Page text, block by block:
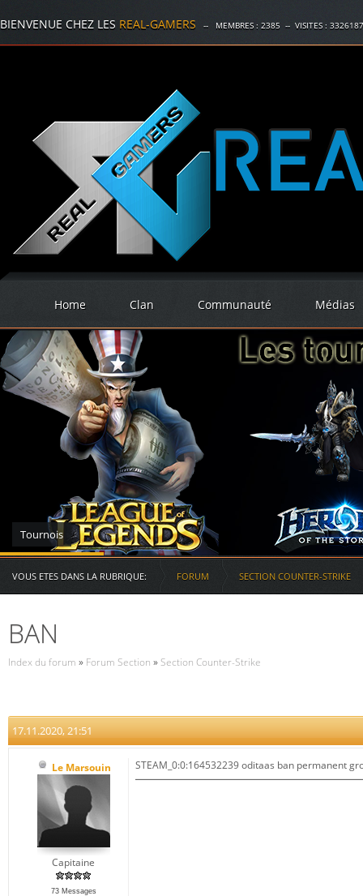
BIENVENUE CHEZ LES REAL-GAMERS -- MEMBRES : 2385 -- VISITES : 3326187
Home Clan Communauté Médias
Serveurs des RG
VOUS ETES DANS LA RUBRIQUE: FORUM SECTION COUNTER-STRIKE
BAN
Index du forum » Forum Section » Section Counter-Strike
17.11.2020, 21:51
Le Marsouin
Capitaine
73 Messages
STEAM_0:0:164532239 oditaas ban permanent